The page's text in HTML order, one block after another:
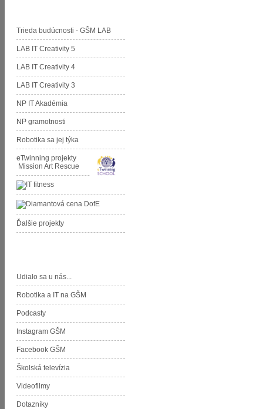
Trieda budúcnosti - GŠM LAB
LAB IT Creativity 5
LAB IT Creativity 4
LAB IT Creativity 3
NP IT Akadémia
NP gramotnosti
Robotika sa jej týka
eTwinning projekty
Mission Art Rescue
Ďalšie projekty
Udialo sa u nás...
Robotika a IT na GŠM
Podcasty
Instagram GŠM
Facebook GŠM
Školská televízia
Videofilmy
Dotazníky